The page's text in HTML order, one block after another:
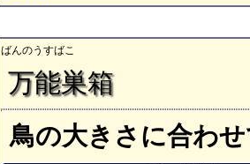
ばんのうすばこ
万能巣箱
鳥の大きさに合わ